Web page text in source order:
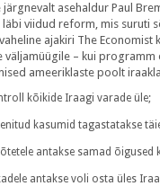
asehaldur Paul
läbi viidud reform, mis suruti
ajakiri The
väljamüügile – kui
ameeriklaste poolt
kõikide Iraagi varade üle;
kasumid tagastatakse
antakse samad õigused
antakse voli osta üles